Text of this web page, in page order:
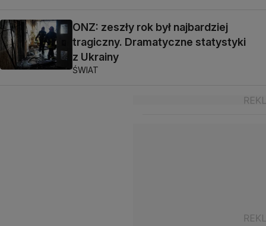
ONZ: zeszły rok był najbardziej
tragiczny. Dramatyczne statystyki
z Ukrainy
ŚWIAT